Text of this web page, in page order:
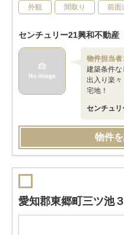
外観 間取り 前面
センチュリー21興和不動産
物件担当者
建築条件
出入り楽
宅地！
センチュ
物件
愛知郡東郷町三ツ池